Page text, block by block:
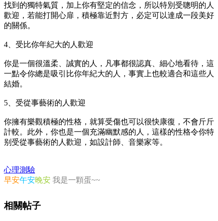
找到的獨特氣質，加上你有堅定的信念，所以特別受聰明的人
歡迎，若能打開心扉，積極靠近對方，必定可以達成一段美好
的關係。
4、受比你年紀大的人歡迎
你是一個很溫柔、誠實的人，凡事都很認真、細心地看待，這
一點令你總是吸引比你年紀大的人，事實上也較適合和這些人
結婚。
5、受從事藝術的人歡迎
你擁有樂觀積極的性格，就算受傷也可以很快康復，不會斤斤
計較。此外，你也是一個充滿幽默感的人，這樣的性格令你特
别受從事藝術的人歡迎，如設計師、音樂家等。
心理測驗
早安午安晚安 我是一顆蛋~~
相關帖子